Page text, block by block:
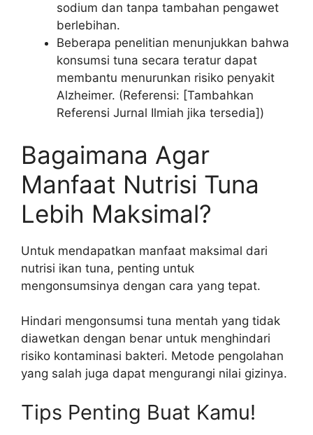
sodium dan tanpa tambahan pengawet
berlebihan.
Beberapa penelitian menunjukkan bahwa
konsumsi tuna secara teratur dapat
membantu menurunkan risiko penyakit
Alzheimer. (Referensi: [Tambahkan
Referensi Jurnal Ilmiah jika tersedia])
Bagaimana Agar
Manfaat Nutrisi Tuna
Lebih Maksimal?
Untuk mendapatkan manfaat maksimal dari
nutrisi ikan tuna, penting untuk
mengonsumsinya dengan cara yang tepat.
Hindari mengonsumsi tuna mentah yang tidak
diawetkan dengan benar untuk menghindari
risiko kontaminasi bakteri. Metode pengolahan
yang salah juga dapat mengurangi nilai gizinya.
Tips Penting Buat Kamu!